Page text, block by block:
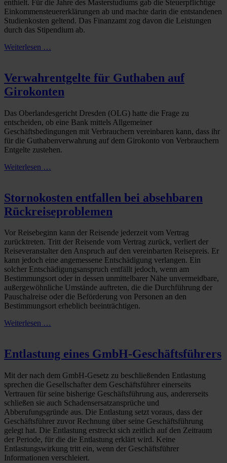
enthielt. Für die Jahre des Masterstudiums gab die Steuerpflichtige
Einkommensteuererklärungen ab und machte darin die entstandenen
Studienkosten geltend. Das Finanzamt zog davon die Leistungen
durch das Stipendium ab.
Weiterlesen …
Verwahrentgelte für Guthaben auf
Girokonten
Das Oberlandesgericht Dresden (OLG) hatte die Frage zu
entscheiden, ob eine Bank mittels Allgemeiner
Geschäftsbedingungen mit Verbrauchern vereinbaren kann, dass ihr
für die Guthabenverwahrung auf dem Girokonto von Verbrauchern
Entgelte zustehen.
Weiterlesen …
Stornokosten entfallen bei absehbaren
Rückreiseproblemen
Vor Reisebeginn kann der Reisende jederzeit vom Vertrag
zurücktreten. Tritt der Reisende vom Vertrag zurück, verliert der
Reiseveranstalter den Anspruch auf den vereinbarten Reisepreis. Er
kann jedoch eine angemessene Entschädigung verlangen. Ein
solcher Entschädigungsanspruch entfällt jedoch, wenn am
Bestimmungsort oder in dessen unmittelbarer Nähe unvermeidbare,
außergewöhnliche Umstände auftreten, die die Durchführung der
Pauschalreise oder die Beförderung von Personen an den
Bestimmungsort erheblich beeinträchtigen.
Weiterlesen …
Entlastung eines GmbH-Geschäftsführers
Mit der nach dem GmbH-Gesetz zu beschließenden Entlastung
sprechen die Gesellschafter dem Geschäftsführer einerseits
Vertrauen für seine bisherige Geschäftsführung aus, andererseits
schließen sie auch Schadensersatzansprüche und
Abberufungsgründe aus. Die Entlastung setzt voraus, dass der
Geschäftsführer zuvor Rechnung über seine Geschäftsführung
gelegt hat. Die Entlastung erstreckt sich zeitlich auf den Zeitraum
der Periode, für die die Entlastung erklärt wird. Keine
Entlastungswirkung tritt ein, wenn der Geschäftsführer
Informationen verschleiert.